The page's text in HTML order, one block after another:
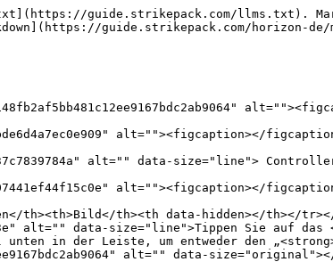
guide.strikepack.com/llms.txt).
guide.strikepack.com/horizon-de/
alt=""><figcaption></
alt="" data-size="line">
alt=""><figcaption></
th><th>Bild</th><th data-hidden></th></tr></
alt="" data-size="line">Tippen Sie auf das
in der Leiste, um entweder den
alt="" data-